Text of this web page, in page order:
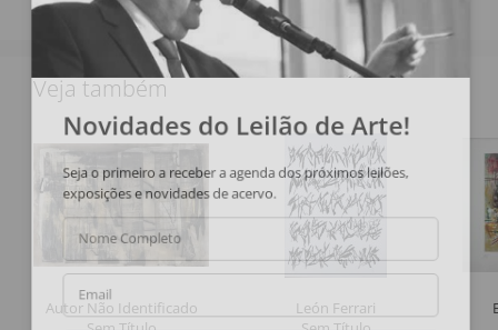
Veja também
Autor Não Identificado
León Ferrari
Novidades do Leilão de Arte!
Seja o primeiro a receber a agenda dos próximos leilões,
exposições e novidades de acervo.
Nome Completo
Email